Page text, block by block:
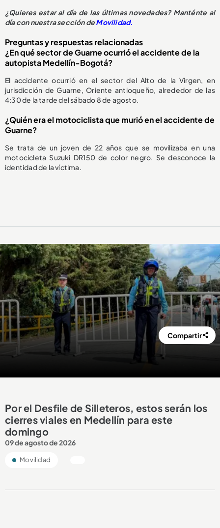
¿Quieres estar al día de las últimas novedades? Manténte al
día con nuestra sección deMovilidad.
Preguntas y respuestas relacionadas
¿En qué sector de Guarne ocurrió el accidente de la
autopista Medellín-Bogotá?
El accidente ocurrió en el sector del Alto de la Virgen, en
jurisdicción de Guarne, Oriente antioqueño, alrededor de las
4:30 de la tarde del sábado 8 de agosto.
¿Quién era el motociclista que murió en el accidente de
Guarne?
Se trata de un joven de 22 años que se movilizaba en una
motocicleta Suzuki DR150 de color negro. Se desconoce la
identidad de la víctima.
Compartir
Por el Desfile de Silleteros, estos serán los
cierres viales en Medellín para este
domingo
09 de agosto de 2026
Movilidad